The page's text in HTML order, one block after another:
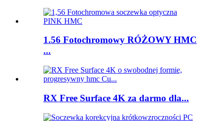
1.56 Fotochromowy RÓŻOWY HMC
...
RX Free Surface 4K za darmo dla...